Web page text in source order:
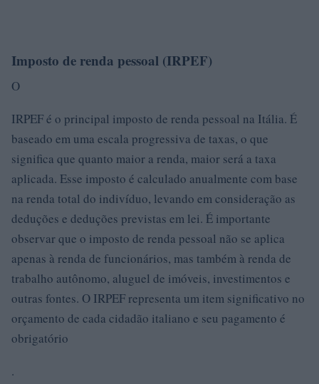
Imposto de renda pessoal (IRPEF)
O
IRPEF é o principal imposto de renda pessoal na Itália. É
baseado em uma escala progressiva de taxas, o que
significa que quanto maior a renda, maior será a taxa
aplicada. Esse imposto é calculado anualmente com base
na renda total do indivíduo, levando em consideração as
deduções e deduções previstas em lei. É importante
observar que o imposto de renda pessoal não se aplica
apenas à renda de funcionários, mas também à renda de
trabalho autônomo, aluguel de imóveis, investimentos e
outras fontes. O IRPEF representa um item significativo no
orçamento de cada cidadão italiano e seu pagamento é
obrigatório
.